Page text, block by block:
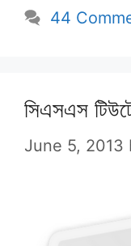
44
সিএসএস
June 5, 2013